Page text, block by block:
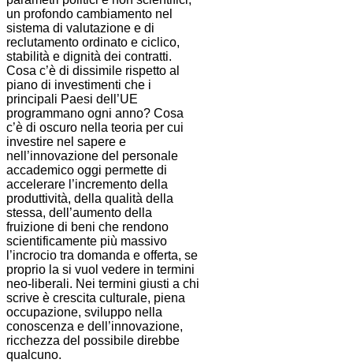
un profondo cambiamento nel
sistema di valutazione e di
reclutamento ordinato e ciclico,
stabilità e dignità dei contratti.
Cosa c’è di dissimile rispetto al
piano di investimenti che i
principali Paesi dell’UE
programmano ogni anno? Cosa
c’è di oscuro nella teoria per cui
investire nel sapere e
nell’innovazione del personale
accademico oggi permette di
accelerare l’incremento della
produttività, della qualità della
stessa, dell’aumento della
fruizione di beni che rendono
scientificamente più massivo
l’incrocio tra domanda e offerta, se
proprio la si vuol vedere in termini
neo-liberali. Nei termini giusti a chi
scrive è crescita culturale, piena
occupazione, sviluppo nella
conoscenza e dell’innovazione,
ricchezza del possibile direbbe
qualcuno.